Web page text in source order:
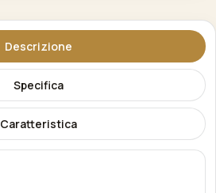
Descrizione
Specifica
Caratteristica